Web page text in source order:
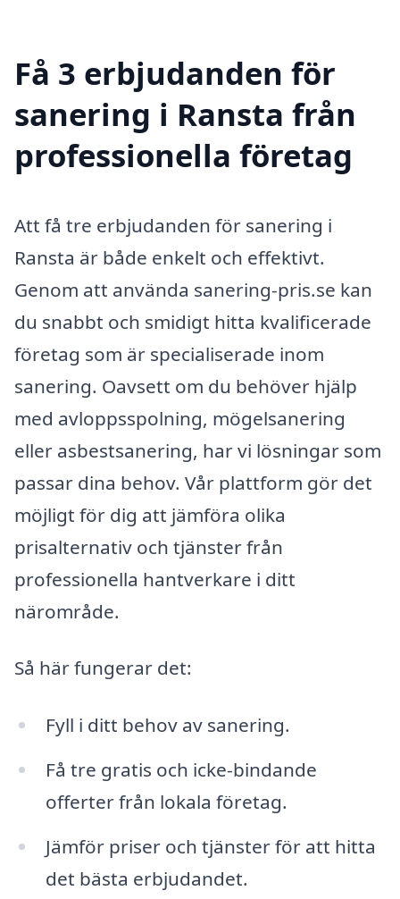
Få 3 erbjudanden för
sanering i Ransta från
professionella företag
Att få tre erbjudanden för sanering i
Ransta är både enkelt och effektivt.
Genom att använda sanering-pris.se kan
du snabbt och smidigt hitta kvalificerade
företag som är specialiserade inom
sanering. Oavsett om du behöver hjälp
med avloppsspolning, mögelsanering
eller asbestsanering, har vi lösningar som
passar dina behov. Vår plattform gör det
möjligt för dig att jämföra olika
prisalternativ och tjänster från
professionella hantverkare i ditt
närområde.
Så här fungerar det:
Fyll i ditt behov av sanering.
Få tre gratis och icke-bindande
offerter från lokala företag.
Jämför priser och tjänster för att hitta
det bästa erbjudandet.